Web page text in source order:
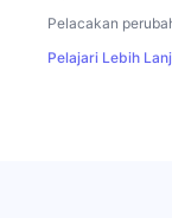
Pelacakan
Pelajari Lebih